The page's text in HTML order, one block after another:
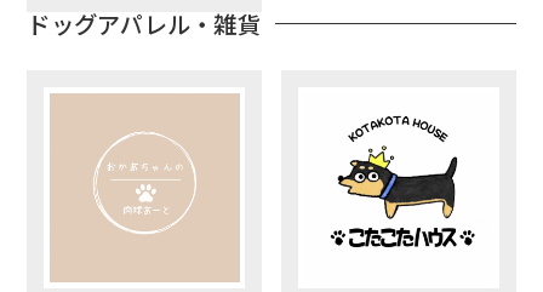
ドッグアパレル・雑貨